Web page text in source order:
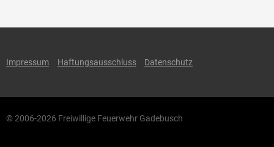
Impressum Haftungsausschluss Datenschutz
© 2006-2026 Freiwillige Feuerwehr Gadebusch